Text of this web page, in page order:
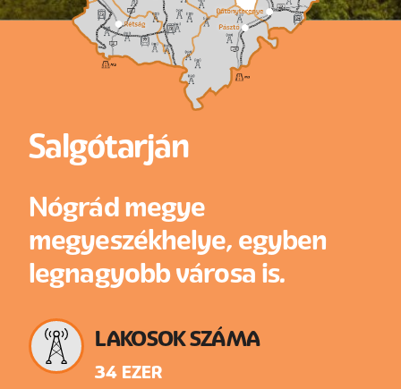
Salgótarján
Nógrád megye
megyeszékhelye, egyben
legnagyobb városa is.
LAKOSOK SZÁMA
34 EZER